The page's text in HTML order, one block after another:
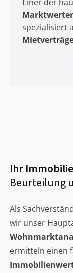
spezialisiert
Mietverträge
Ihr
Beurteilung
Als
wir unser
ermitteln einen